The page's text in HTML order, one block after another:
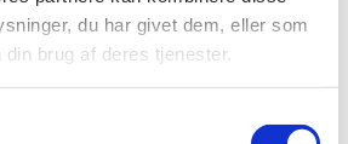
du har givet dem, eller som
brug af deres tjenester.
under GMP-inspektioner
har et øget fokus på…